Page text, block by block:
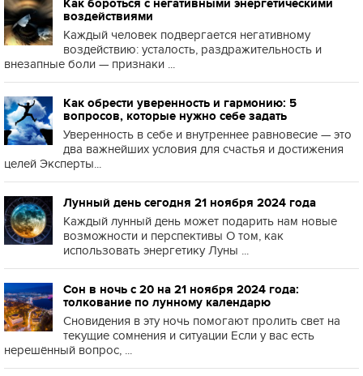
Как бороться с негативными энергетическими
воздействиями
Каждый человек подвергается негативному
воздействию: усталость, раздражительность и
внезапные боли — признаки ...
Как обрести уверенность и гармонию: 5
вопросов, которые нужно себе задать
Уверенность в себе и внутреннее равновесие — это
два важнейших условия для счастья и достижения
целей Эксперты...
Лунный день сегодня 21 ноября 2024 года
Каждый лунный день может подарить нам новые
возможности и перспективы О том, как
использовать энергетику Луны ...
Сон в ночь с 20 на 21 ноября 2024 года:
толкование по лунному календарю
Сновидения в эту ночь помогают пролить свет на
текущие сомнения и ситуации Если у вас есть
нерешённый вопрос, ...